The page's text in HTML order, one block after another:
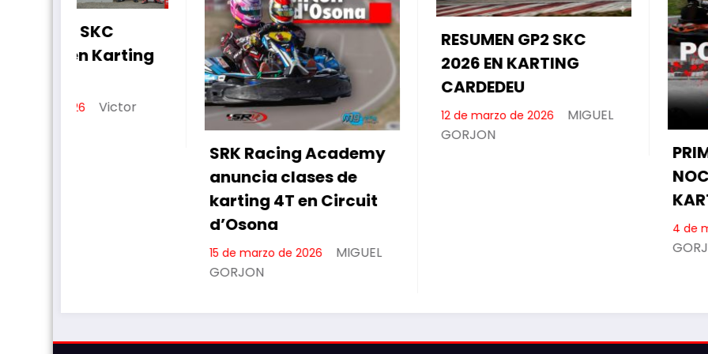
SRK Racing Academy
karting 4T en Circuit
MIGUEL
RESUMEN GP2 SKC
2026 EN KARTING
CARDEDEU
12 de marzo de 2026
MIGUEL
GORJON
PRIMERA ENDURANCE
MIGUEL